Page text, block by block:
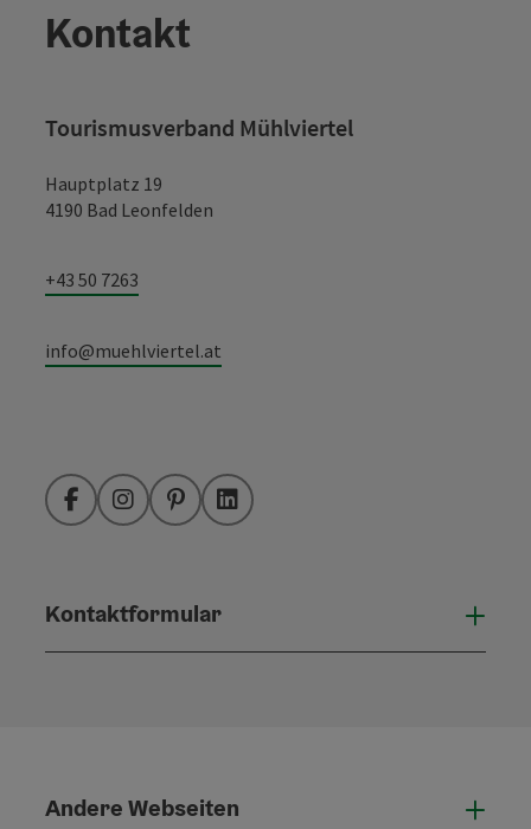
Kontakt
Tourismusverband Mühlviertel
Hauptplatz 19
4190 Bad Leonfelden
+43 50 7263
info@muehlviertel.at
FacebookInstagramPinterestLinkedIn
Kontaktformular
Andere Webseiten